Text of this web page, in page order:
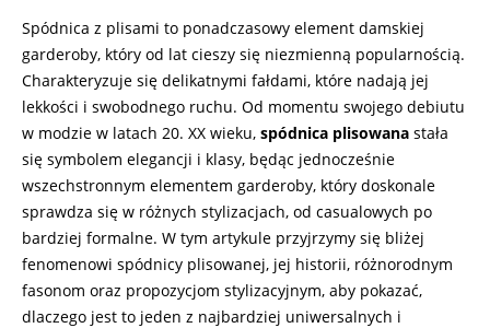
Spódnica z plisami to ponadczasowy element damskiej
garderoby, który od lat cieszy się niezmienną popularnością.
Charakteryzuje się delikatnymi fałdami, które nadają jej
lekkości i swobodnego ruchu. Od momentu swojego debiutu
w modzie w latach 20. XX wieku, spódnica plisowana stała
się symbolem elegancji i klasy, będąc jednocześnie
wszechstronnym elementem garderoby, który doskonale
sprawdza się w różnych stylizacjach, od casualowych po
bardziej formalne. W tym artykule przyjrzymy się bliżej
fenomenowi spódnicy plisowanej, jej historii, różnorodnym
fasonom oraz propozycjom stylizacyjnym, aby pokazać,
dlaczego jest to jeden z najbardziej uniwersalnych i